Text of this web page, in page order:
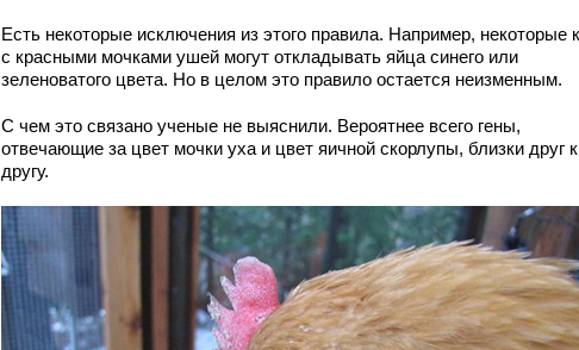
Есть некоторые исключения из этого правила. Например, некоторые
с красными мочками ушей могут откладывать яйца синего или
зеленоватого цвета. Но в целом это правило остается неизменным.
С чем это связано ученые не выяснили. Вероятнее всего гены,
отвечающие за цвет мочки уха и цвет яичной скорлупы, близки друг к
другу.